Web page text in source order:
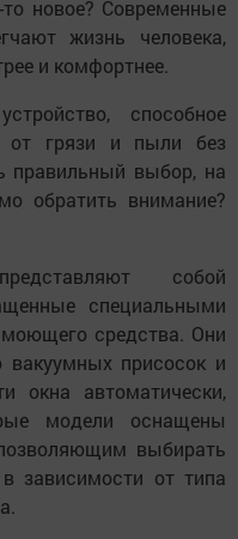
новое? Современные
жизнь человека,
и комфортнее.
способное
от грязи и пыли без
правильный выбор, на
обратить внимание?
собой
специальными
средства. Они
присосок и
окна автоматически,
модели оснащены
выбирать
зависимости от типа